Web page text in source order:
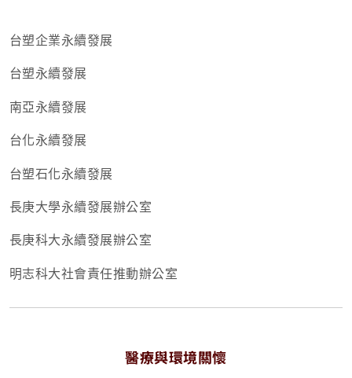
台塑企業永續發展
台塑永續發展
南亞永續發展
台化永續發展
台塑石化永續發展
長庚大學永續發展辦公室
長庚科大永續發展辦公室
明志科大社會責任推動辦公室
醫療與環境關懷